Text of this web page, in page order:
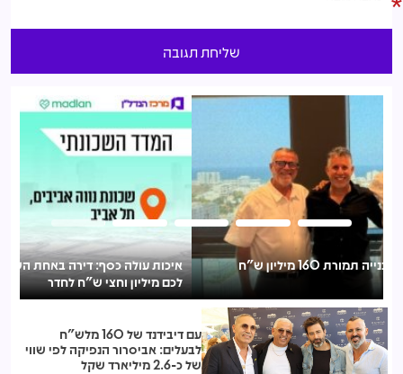
מותג עירוני נכנסת לירושלים: נבחרה לקדם פרויקט של 150 דירות
בקטמונים
איכות עולה כסף: דירה באחת השכונות המבוקשות בת"א תעלה
לכם מיליון וחצי ש"ח לחדר
עם דיבידנד של 160 מלש"ח
לבעלים: אביסרור הנפיקה לפי שווי
של כ-2.6 מיליארד שקל